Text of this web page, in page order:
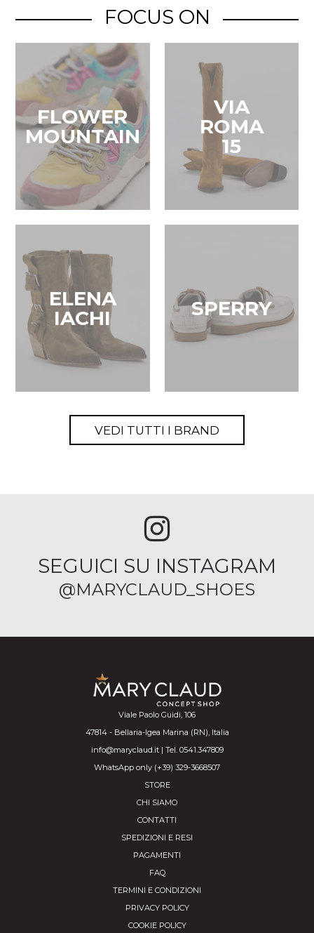
FOCUS ON
FLOWER
MOUNTAIN
VIA
ROMA
15
ELENA
IACHI
SPERRY
VEDI TUTTI I BRAND
SEGUICI SU INSTAGRAM
@MARYCLAUD_SHOES
Viale Paolo Guidi, 106
47814 - Bellaria-Igea Marina (RN), Italia
info@maryclaud.it | Tel. 0541.347809
WhatsApp only (+39) 329-3668507
STORE
CHI SIAMO
CONTATTI
SPEDIZIONI E RESI
PAGAMENTI
FAQ
TERMINI E CONDIZIONI
PRIVACY POLICY
COOKIE POLICY